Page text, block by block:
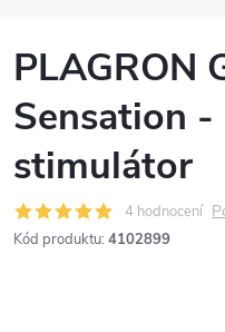
PLAGRON
Sensation
stimulátor
4 hodnocení
Kód produktu: 4102899